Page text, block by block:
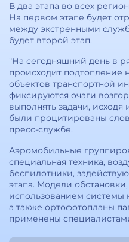
В два этапа во всех
На первом этапе будет
между экстренными
будет второй этап.
"На сегодняшний день в
происходит подтопление
объектов транспортной
фиксируются очаги
выполнять задачи, исходя
были процитированы
пресс-службе.
Аэромобильные
специальная техника,
беспилотники,
этапа. Модели
использованием системы
а также ортофотопланы
применены